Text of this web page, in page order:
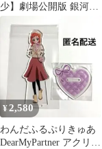
少】劇場公開版 銀河鉄
道999 フィギュア6体セ
ット
¥2,580
わんだふるぷりきゅあ
DearMyPartner アクリル